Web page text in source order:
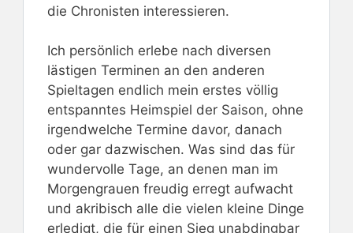
die Chronisten interessieren.
Ich persönlich erlebe nach diversen
lästigen Terminen an den anderen
Spieltagen endlich mein erstes völlig
entspanntes Heimspiel der Saison, ohne
irgendwelche Termine davor, danach
oder gar dazwischen. Was sind das für
wundervolle Tage, an denen man im
Morgengrauen freudig erregt aufwacht
und akribisch alle die vielen kleine Dinge
erledigt, die für einen Sieg unabdingbar